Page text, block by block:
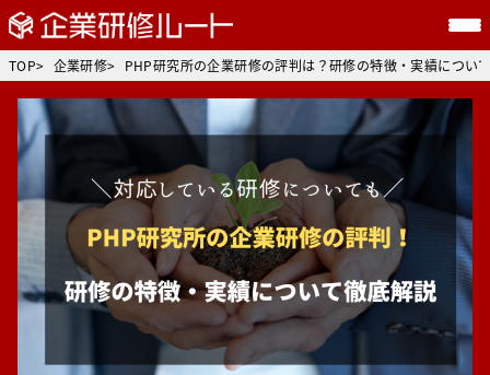
TOP 企業研修 PHP研究所の企業研修の評判は？研修の特徴・実績につい